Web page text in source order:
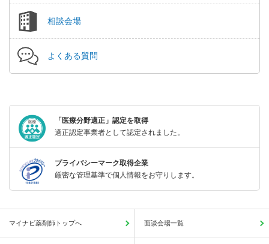
相談会場
よくある質問
「医療分野適正」認定を取得
適正認定事業者として認定されました。
プライバシーマーク取得企業
厳密な管理基準で個人情報をお守りします。
マイナビ薬剤師トップへ 面談会場一覧